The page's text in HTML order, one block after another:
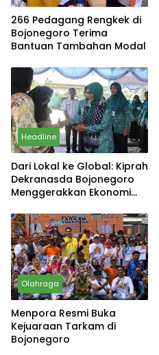
266 Pedagang Rengkek di
Bojonegoro Terima
Bantuan Tambahan Modal
Headline
Dari Lokal ke Global: Kiprah
Dekranasda Bojonegoro
Menggerakkan Ekonomi
Olahraga
Menpora Resmi Buka
Kejuaraan Tarkam di
Bojonegoro